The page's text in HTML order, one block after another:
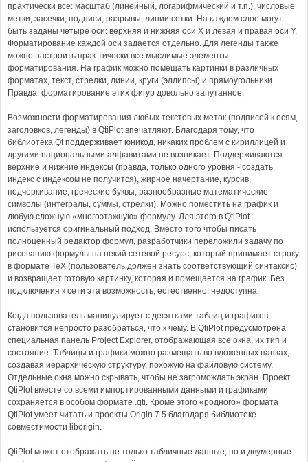
практически все: масштаб (линейный, логарифмический и т.п.), числовые
метки, засечки, подписи, разрывы, линии сетки. На каждом слое могут
быть заданы четыре оси: верхняя и нижняя оси X и левая и правая оси Y.
Форматирование каждой оси задается отдельно. Для легенды также
можно настроить прак-тически все мыслимые элементы
форматирования. На график можно помещать картинки в различных
форматах, текст, стрелки, линии, круги (эллипсы) и прямоугольники.
Правда, форматирование этих фигур довольно запутанное.
Возможности форматирования любых текстовых меток (подписей к осям,
заголовков, легенды) в QtiPlot впечатляют. Благодаря тому, что
библиотека Qt поддерживает юникод, никаких проблем с кириллицей и
другими национальными алфавитами не возникает. Поддерживаются
верхние и нижние индексы (правда, только одного уровня - создать
индекс с индексом не получится), жирное начертание, курсив,
подчеркивание, греческие буквы, разнообразные математические
символы (интегралы, суммы, стрелки). Можно поместить на график и
любую сложную «многоэтажную» формулу. Для этого в QtiPlot
используется оригинальный подход. Вместо того чтобы писать
полноценный редактор формул, разработчики переложили задачу по
рисованию формулы на некий сетевой ресурс, который принимает строку
в формате TeX (пользователь должен знать соответствующий синтаксис)
и возвращает готовую картинку, которая и помещается на график. Без
подключения к сети эта возможность, естественно, недоступна.
Когда пользователь манипулирует с десятками таблиц и графиков,
становится непросто разобраться, что к чему. В QtiPlot предусмотрена
специальная панель Project Explorer, отображающая все окна, их тип и
состояние. Таблицы и графики можно размещать во вложенных папках,
создавая иерархическую структуру, похожую на файловую систему.
Отдельные окна можно скрывать, чтобы не загромождать экран. Проект
QtiPlot вместе со всеми импортированными данными и графиками
сохраняется в особом формате .qti. Кроме этого «родного» формата
QtiPlot умеет читать и проекты Origin 7.5 благодаря библиотеке
совместимости liborigin.
QtiPlot может отображать не только табличные данные, но и двумерные